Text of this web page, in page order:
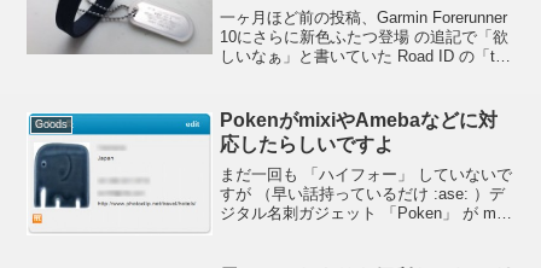
一ヶ月ほど前の投稿、Garmin Forerunner
10にさらに新色ふたつ登場 の追記で「欲
しいなぁ」と書いていた Road ID の「the
ど前...
Goods
PokenがmixiやAmebaなどに対
応したらしいですよ
まだ一回も 「ハイフォー」 していないで
すが （早い話持っているだけ :ase: ）デ
ジタル名刺ガジェット 「Poken」 が mixi